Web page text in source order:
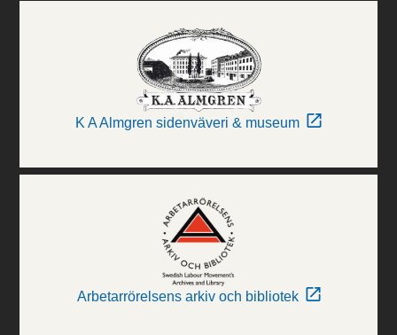
K A Almgren sidenväveri & museum
Arbetarrörelsens arkiv och bibliotek